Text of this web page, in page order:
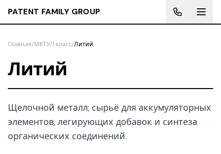
PATENT FAMILY GROUP
Главная/МКТУ/1 класс/Литий
Литий
Щелочной металл; сырьё для аккумуляторных
элементов, легирующих добавок и синтеза
органических соединений.